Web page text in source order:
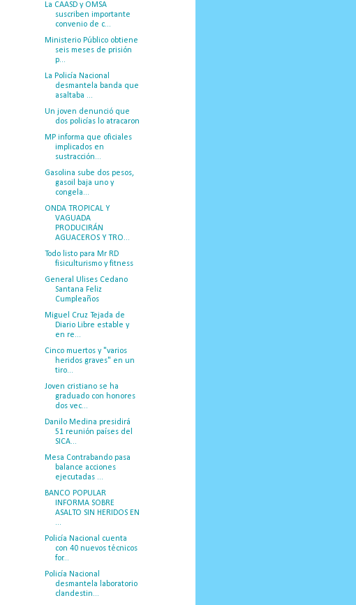
La CAASD y OMSA
suscriben importante
convenio de c...
Ministerio Público obtiene
seis meses de prisión
p...
La Policía Nacional
desmantela banda que
asaltaba ...
Un joven denunció que
dos policías lo atracaron
MP informa que oficiales
implicados en
sustracción...
Gasolina sube dos pesos,
gasoil baja uno y
congela...
ONDA TROPICAL Y
VAGUADA
PRODUCIRÁN
AGUACEROS Y TRO...
Todo listo para Mr RD
fisiculturismo y fitness
General Ulises Cedano
Santana Feliz
Cumpleaños
Miguel Cruz Tejada de
Diario Libre estable y
en re...
Cinco muertos y "varios
heridos graves" en un
tiro...
Joven cristiano se ha
graduado con honores
dos vec...
Danilo Medina presidirá
51 reunión países del
SICA...
Mesa Contrabando pasa
balance acciones
ejecutadas ...
BANCO POPULAR
INFORMA SOBRE
ASALTO SIN HERIDOS EN
...
Policía Nacional cuenta
con 40 nuevos técnicos
for...
Policía Nacional
desmantela laboratorio
clandestin...